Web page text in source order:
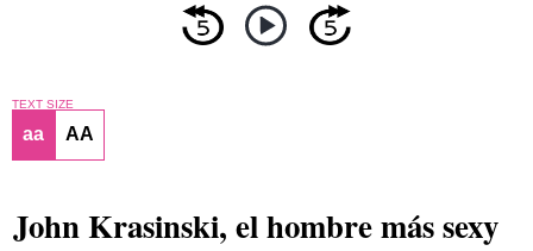
TEXT SIZE
aa AA
John Krasinski, el hombre más sexy